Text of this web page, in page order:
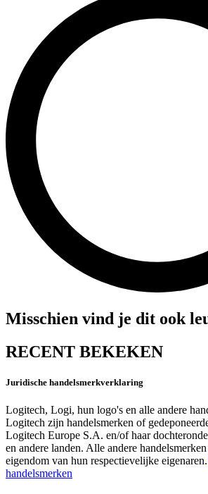
Misschien vind je dit ook
RECENT BEKEKEN
Juridische handelsmerkverklaring
Logitech, Logi, hun logo's en alle andere
Logitech zijn handelsmerken of
Logitech Europe S.A. en/of haar
en andere landen. Alle andere
eigendom van hun respectievelijke eigenaren.
handelsmerken